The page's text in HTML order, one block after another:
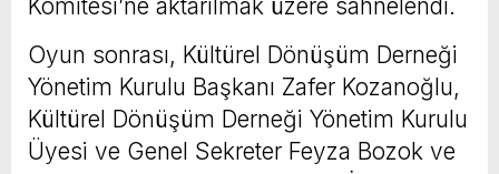
Komitesi’ne aktarılmak üzere sahnelendi.
Oyun sonrası, Kültürel Dönüşüm Derneği
Yönetim Kurulu Başkanı Zafer Kozanoğlu,
Kültürel Dönüşüm Derneği Yönetim Kurulu
Üyesi ve Genel Sekreter Feyza Bozok ve